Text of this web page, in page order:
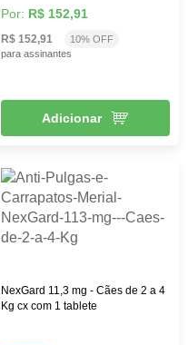
Por: R$ 152,91
R$ 152,91
10% OFF
para assinantes
Adicionar
NexGard 11,3 mg - Cães de 2 a 4
Kg cx com 1 tablete